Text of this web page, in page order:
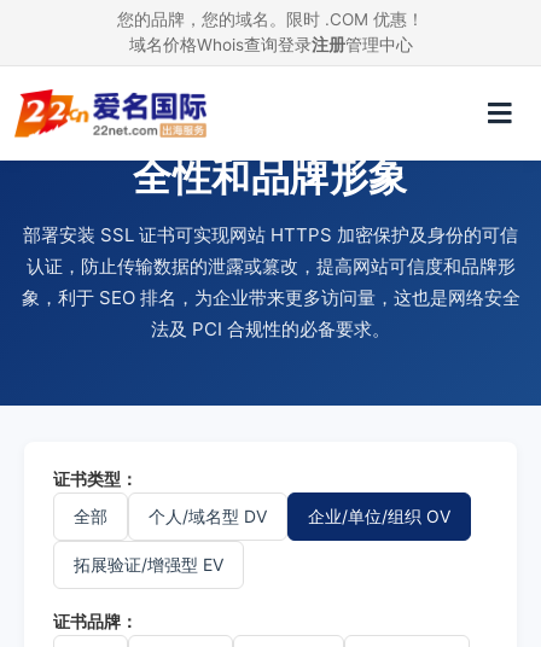
您的品牌，您的域名。限时 .COM 优惠！
域名价格Whois查询登录注册管理中心
使用 SSL 证书，提升网站安
全性和品牌形象
部署安装 SSL 证书可实现网站 HTTPS 加密保护及身份的可信
认证，防止传输数据的泄露或篡改，提高网站可信度和品牌形
象，利于 SEO 排名，为企业带来更多访问量，这也是网络安全
法及 PCI 合规性的必备要求。
证书类型：
全部
个人/域名型 DV 企业/单位/组织 OV
拓展验证/增强型 EV
证书品牌：